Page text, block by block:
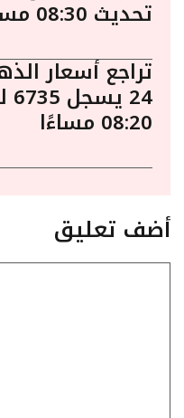
تحديث 08:30 مساءًا
تراجع أسعار
08:20 مساءًا
أضف تعليق